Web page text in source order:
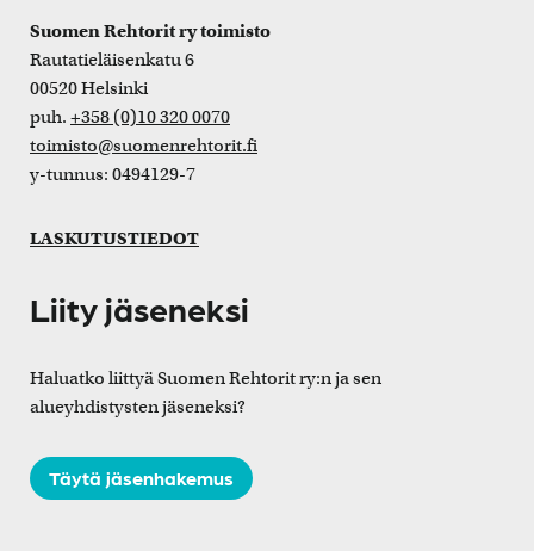
Suomen Rehtorit ry toimisto
Rautatieläisenkatu 6
00520 Helsinki
puh. +358 (0)10 320 0070
toimisto@suomenrehtorit.fi
y-tunnus: 0494129-7
LASKUTUSTIEDOT
Liity jäseneksi
Haluatko liittyä Suomen Rehtorit ry:n ja sen
alueyhdistysten jäseneksi?
Täytä jäsenhakemus